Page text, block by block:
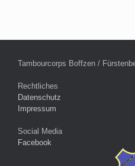
Tambourcorps Boffzen /
Rechtliches
Datenschutz
Impressum
Social Media
Facebook